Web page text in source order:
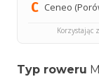
Ceneo
Korzystając
Typ roweru